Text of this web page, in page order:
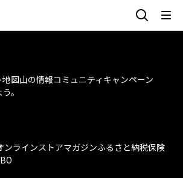
地図山の情報コミュニティ キャンペーン
。
ンラインストアマガジンふるさと納税保険